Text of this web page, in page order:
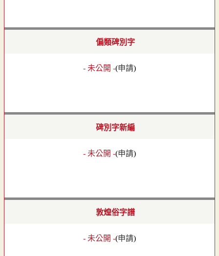
偏類碑別字
- 未公開 -(申請)
碑別字新編
- 未公開 -(申請)
敦煌俗字譜
- 未公開 -(申請)